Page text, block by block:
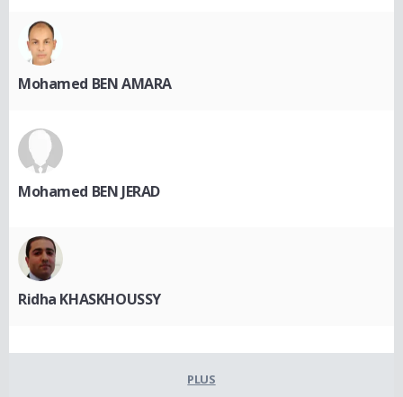
Mohamed BEN AMARA
Mohamed BEN JERAD
Ridha KHASKHOUSSY
PLUS